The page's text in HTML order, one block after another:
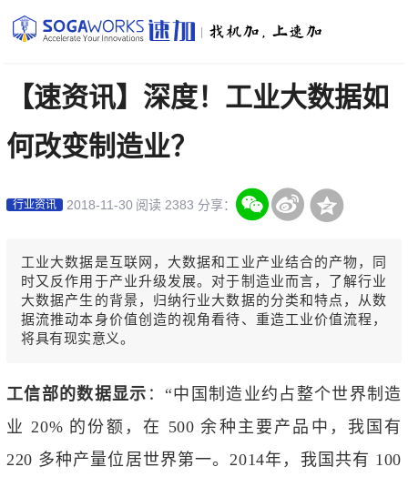
【速资讯】深度！工业大数据如
何改变制造业？
行业资讯 2018-11-30 阅读 2383 分享：
工业大数据是互联网，大数据和工业产业结合的产物，同
时又反作用于产业升级发展。对于制造业而言，了解行业
大数据产生的背景，归纳行业大数据的分类和特点，从数
据流推动本身价值创造的视角看待、重造工业价值流程，
将具有现实意义。
工信部的数据显示 ：“中国制造业约占整个世界制造
业 20% 的份额，在 500 余种主要产品中，我国有
220 多种产量位居世界第一。2014年，我国共有 100